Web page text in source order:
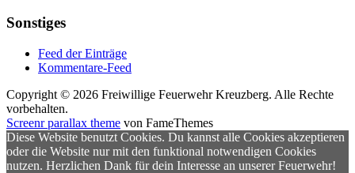
Sonstiges
Feed der Einträge
Kommentare-Feed
Copyright © 2026 Freiwillige Feuerwehr Kreuzberg. Alle Rechte
vorbehalten.
Screenr parallax theme von FameThemes
Diese Website benutzt Cookies. Du kannst alle Cookies akzeptieren
oder die Website nur mit den funktional notwendigen Cookies
nutzen. Herzlichen Dank für dein Interesse an unserer Feuerwehr!